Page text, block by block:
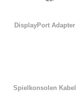
DisplayPort Adapter
Spielkonsolen Kabel